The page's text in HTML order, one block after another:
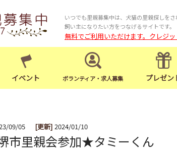
いつでも里親募集中は、犬猫の里親探しをさ
飼い主になりたい方をつなげるサイトです。
無料でご利用いただけます。クレジ
イベント ボランティア・求人募集 プレゼン
09/05 [更新] 2024/01/10
市里親会参加★タミーくん